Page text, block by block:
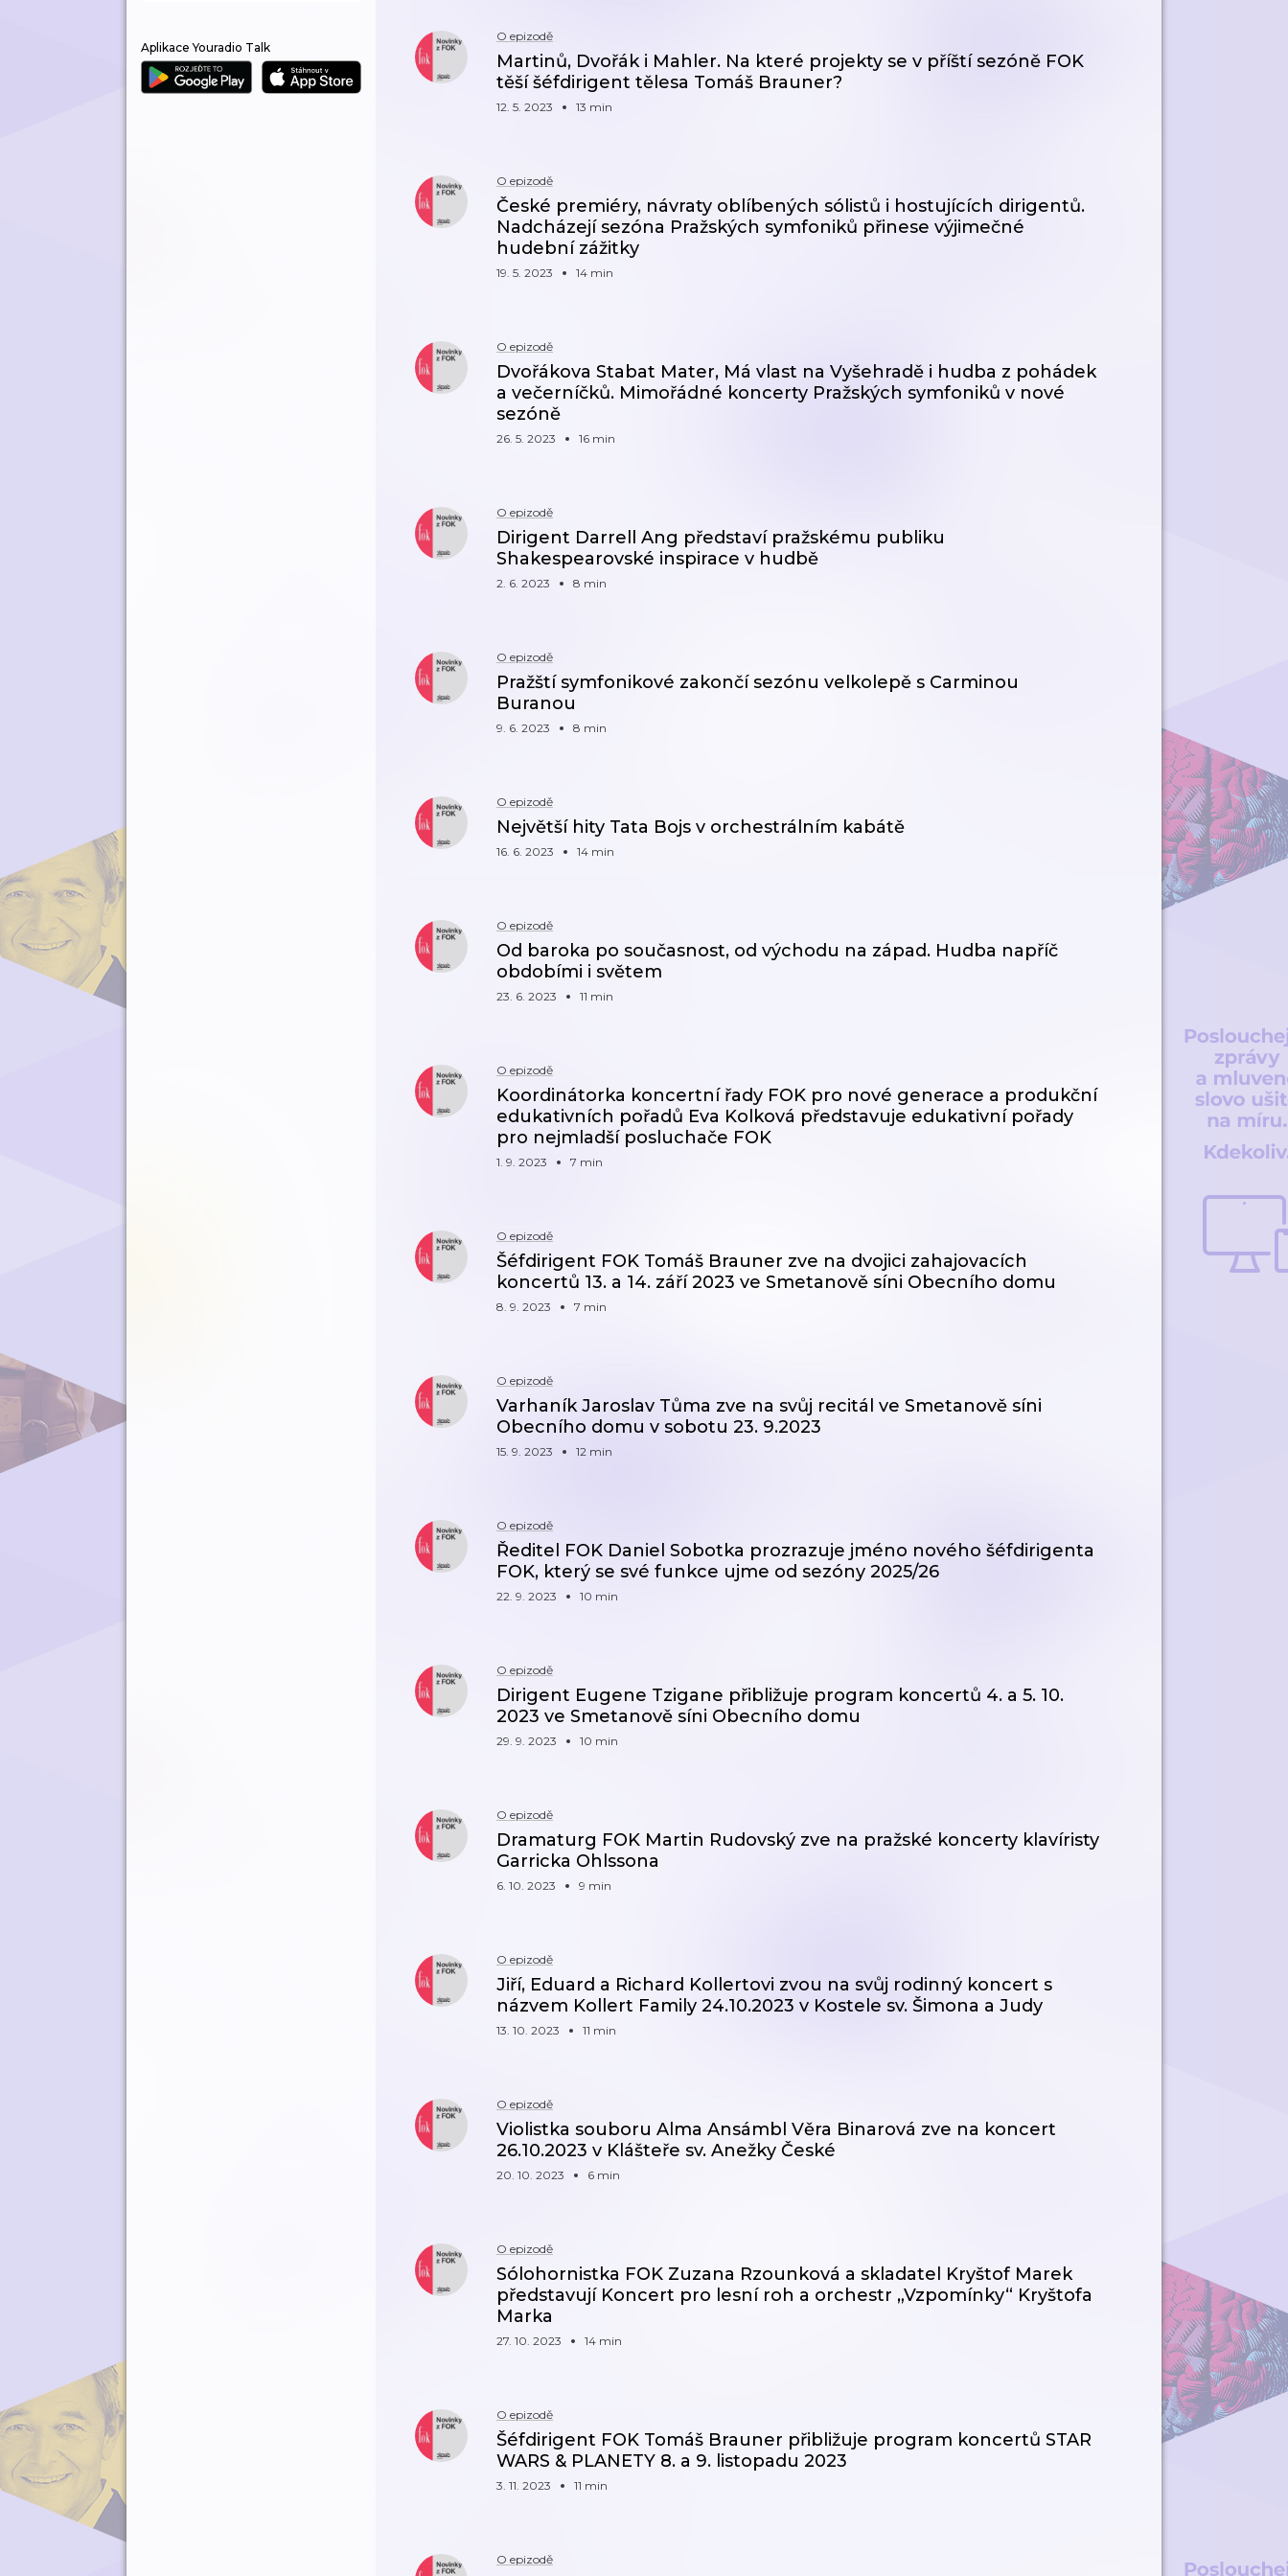
Aplikace Youradio Talk
O epizodě
Martinů, Dvořák i Mahler. Na které projekty se v příští sezóně FOK
těší šéfdirigent tělesa Tomáš Brauner?
12. 5. 2023 13 min
O epizodě
České premiéry, návraty oblíbených sólistů i hostujících dirigentů.
Nadcházejí sezóna Pražských symfoniků přinese výjimečné
hudební zážitky
19. 5. 2023 14 min
O epizodě
Dvořákova Stabat Mater, Má vlast na Vyšehradě i hudba z pohádek
a večerníčků. Mimořádné koncerty Pražských symfoniků v nové
sezóně
26. 5. 2023 16 min
O epizodě
Dirigent Darrell Ang představí pražskému publiku
Shakespearovské inspirace v hudbě
2. 6. 2023 8 min
O epizodě
Pražští symfonikové zakončí sezónu velkolepě s Carminou
Buranou
9. 6. 2023 8 min
O epizodě
Největší hity Tata Bojs v orchestrálním kabátě
16. 6. 2023 14 min
O epizodě
Od baroka po současnost, od východu na západ. Hudba napříč
obdobími i světem
23. 6. 2023 11 min
O epizodě
Koordinátorka koncertní řady FOK pro nové generace a produkční
edukativních pořadů Eva Kolková představuje edukativní pořady
pro nejmladší posluchače FOK
1. 9. 2023 7 min
O epizodě
Šéfdirigent FOK Tomáš Brauner zve na dvojici zahajovacích
koncertů 13. a 14. září 2023 ve Smetanově síni Obecního domu
8. 9. 2023 7 min
O epizodě
Varhaník Jaroslav Tůma zve na svůj recitál ve Smetanově síni
Obecního domu v sobotu 23. 9.2023
15. 9. 2023 12 min
O epizodě
Ředitel FOK Daniel Sobotka prozrazuje jméno nového šéfdirigenta
FOK, který se své funkce ujme od sezóny 2025/26
22. 9. 2023 10 min
O epizodě
Dirigent Eugene Tzigane přibližuje program koncertů 4. a 5. 10.
2023 ve Smetanově síni Obecního domu
29. 9. 2023 10 min
O epizodě
Dramaturg FOK Martin Rudovský zve na pražské koncerty klavíristy
Garricka Ohlssona
6. 10. 2023 9 min
O epizodě
Jiří, Eduard a Richard Kollertovi zvou na svůj rodinný koncert s
názvem Kollert Family 24.10.2023 v Kostele sv. Šimona a Judy
13. 10. 2023 11 min
O epizodě
Violistka souboru Alma Ansámbl Věra Binarová zve na koncert
26.10.2023 v Klášteře sv. Anežky České
20. 10. 2023 6 min
O epizodě
Sólohornistka FOK Zuzana Rzounková a skladatel Kryštof Marek
představují Koncert pro lesní roh a orchestr „Vzpomínky“ Kryštofa
Marka
27. 10. 2023 14 min
O epizodě
Šéfdirigent FOK Tomáš Brauner přibližuje program koncertů STAR
WARS & PLANETY 8. a 9. listopadu 2023
3. 11. 2023 11 min
O epizodě